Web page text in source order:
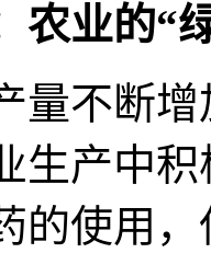
农业的“
不断增
生产中
的使用